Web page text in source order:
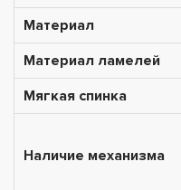
Материал
Материал ламелей
Мягкая спинка
Наличие механизма